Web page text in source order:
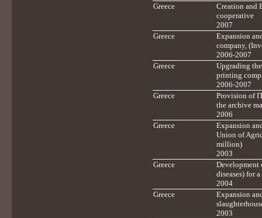
Greece
Creation and
cooperative
2007
Greece
Expansion
company,
2006-2007
Greece
Upgrading
printing
2006-2007
Greece
Provision of
the archive
2006
Greece
Expansion
Union of
million)
2003
Greece
Development
diseases) for
2004
Greece
Expansion
2003